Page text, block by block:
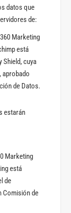
datos que
de:
Marketing
está
Shield, cuya
aprobado
de Datos.
estarán
Marketing
está
de
Comisión de